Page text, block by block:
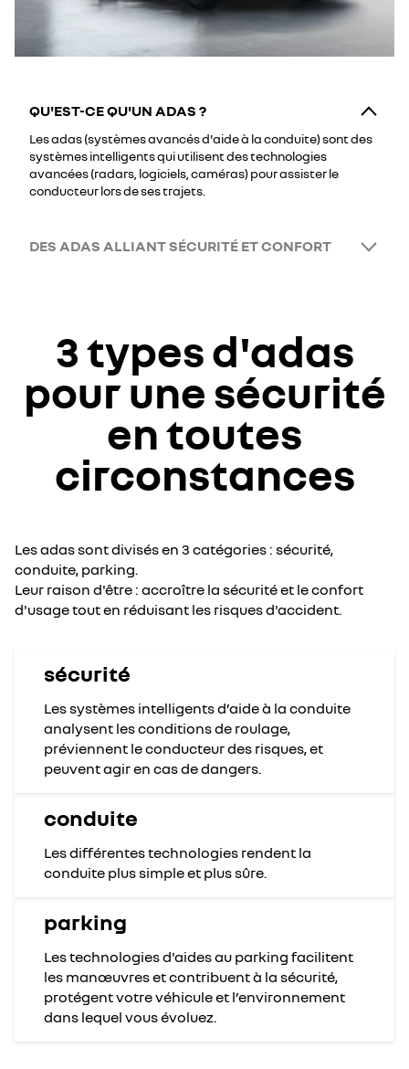
QU'EST-CE QU'UN ADAS ?
Les adas (systèmes avancés d'aide à la conduite) sont des
systèmes intelligents qui utilisent des technologies
avancées (radars, logiciels, caméras) pour assister le
conducteur lors de ses trajets.
DES ADAS ALLIANT SÉCURITÉ ET CONFORT
3 types d'adas
pour une sécurité
en toutes
circonstances
Les adas sont divisés en 3 catégories : sécurité,
conduite, parking.
Leur raison d'être : accroître la sécurité et le confort
d'usage tout en réduisant les risques d'accident.
sécurité
Les systèmes intelligents d’aide à la conduite
analysent les conditions de roulage,
préviennent le conducteur des risques, et
peuvent agir en cas de dangers.
conduite
Les différentes technologies rendent la
conduite plus simple et plus sûre.
parking
Les technologies d'aides au parking facilitent
les manœuvres et contribuent à la sécurité,
protégent votre véhicule et l’environnement
dans lequel vous évoluez.